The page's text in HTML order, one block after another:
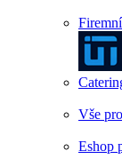
Vše
Eshop